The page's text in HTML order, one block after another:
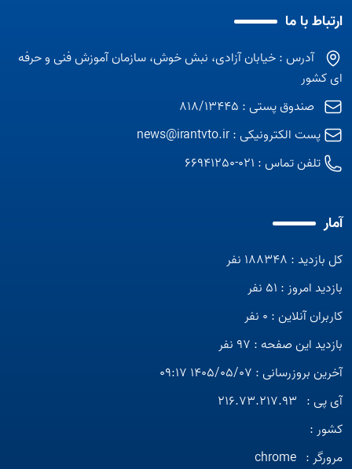
ارتباط با ما
آدرس : خیابان آزادی، نبش خوش، سازمان آموزش فنی و حرفه
ای کشور
صندوق پستی : 818/13445
پست الکترونیکی :news@irantvto.ir
تلفن تماس : 021-66941250
آمار
کل بازدید : 188348 نفر
بازدید امروز : 51 نفر
کاربران آنلاین : 0 نفر
بازدید این صفحه : 97 نفر
آخرین بروزرسانی : 1405/05/07 09:17
آی پی : 216.73.217.93
کشور :
مرورگر : chrome